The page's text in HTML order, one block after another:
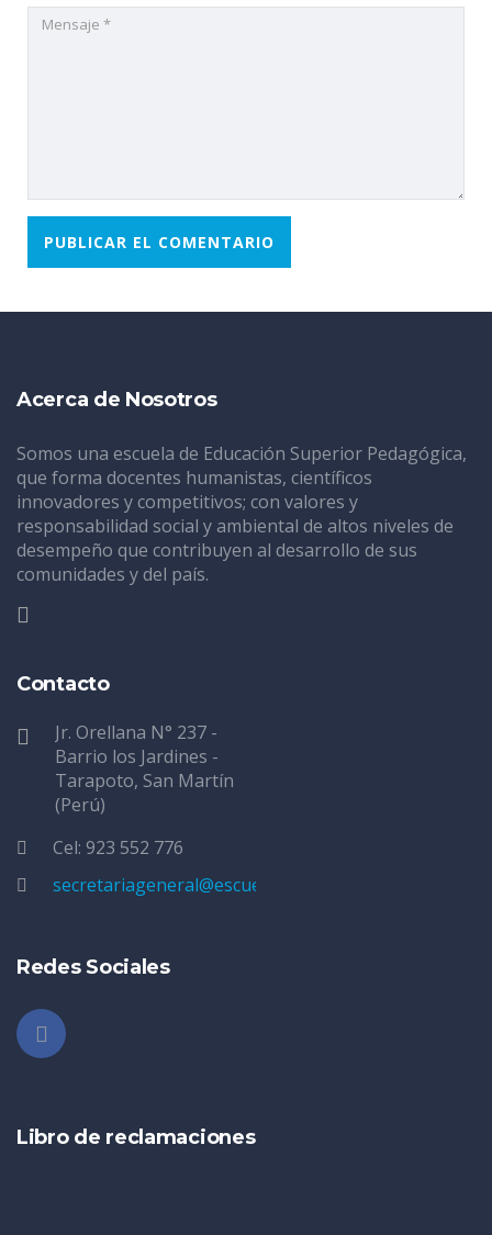
Acerca de Nosotros
Somos una escuela de Educación Superior Pedagógica,
que forma docentes humanistas, científicos
innovadores y competitivos; con valores y
responsabilidad social y ambiental de altos niveles de
desempeño que contribuyen al desarrollo de sus
comunidades y del país.
Contacto
Jr. Orellana N° 237 -
Barrio los Jardines -
Tarapoto, San Martín
(Perú)
Cel: 923 552 776
secretariageneral@escuelatarapoto.edu.pe
Redes Sociales
Libro de reclamaciones